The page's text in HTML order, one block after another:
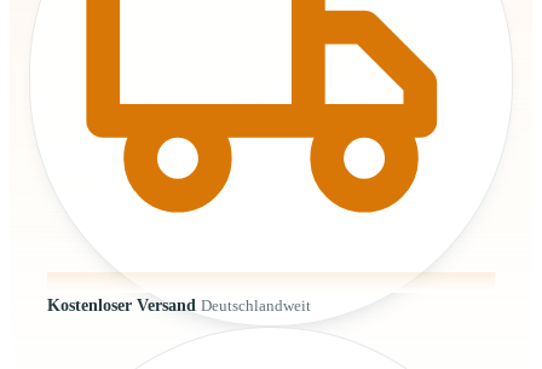
Kostenloser Versand Deutschlandweit